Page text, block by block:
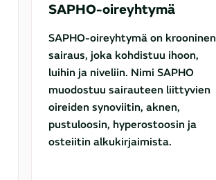
SAPHO-oireyhtymä
SAPHO-oireyhtymä on krooninen
sairaus, joka kohdistuu ihoon,
luihin ja niveliin. Nimi SAPHO
muodostuu sairauteen liittyvien
oireiden synoviitin, aknen,
pustuloosin, hyperostoosin ja
osteiitin alkukirjaimista.